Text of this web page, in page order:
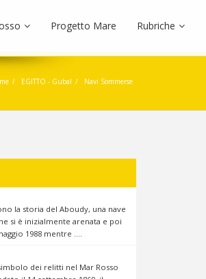
Progetto Mare Rubriche
EGITTO - Gubal Navi Sommerse
la storia del Aboudy, una nave
si è inizialmente arenata e poi
1988 mentre ....
dei relitti nel Mar Rosso